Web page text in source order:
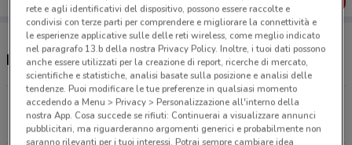
Negozi Enerpoint a Corbetta
Via Torino, 3/5 Varedo
24.5 km
rete e agli identificativi del dispositivo, possono essere raccolte e
condivisi con terze parti per comprendere e migliorare la connettività e
le esperienze applicative sulle delle reti wireless, come meglio indicato
nel paragrafo 13.b della nostra Privacy Policy. Inoltre, i tuoi dati possono
anche essere utilizzati per la creazione di report, ricerche di mercato,
scientifiche e statistiche, analisi basate sulla posizione e analisi delle
tendenze. Puoi modificare le tue preferenze in qualsiasi momento
accedendo a Menu > Privacy > Personalizzazione all'interno della
nostra App. Cosa succede se rifiuti: Continuerai a visualizzare annunci
pubblicitari, ma riguarderanno argomenti generici e probabilmente non
saranno rilevanti per i tuoi interessi. Potrai sempre cambiare idea